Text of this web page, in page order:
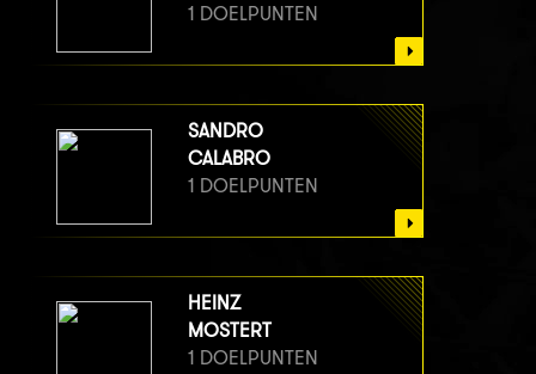
1 DOELPUNTEN
SANDRO
CALABRO
1 DOELPUNTEN
HEINZ
MOSTERT
1 DOELPUNTEN